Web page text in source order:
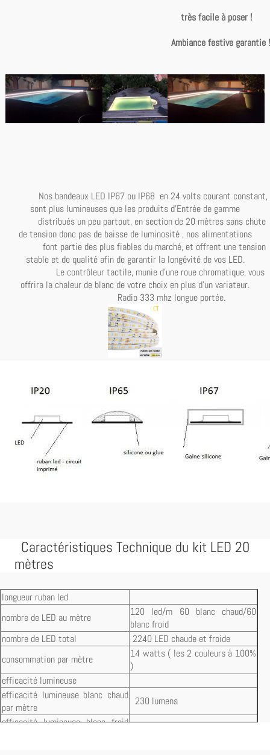
très facile à poser !
Ambiance festive garantie !
Nos bandeaux LED IP67 ou IP68 en 24 volts courant constant,
sont plus lumineuses que les produits d'Entrée de gamme
distribués un peu partout, en section de 20 mètres sans chute
de tension donc pas de baisse de luminosité , nos alimentations
font partie des plus fiables du marché, et offrent une tension
stable et de qualité afin de garantir la longévité de vos LED.
Le contrôleur tactile, munie d'une roue chromatique, vous
offrira la chaleur de blanc de votre choix en plus d'un variateur.
Radio 333 mhz longue portée.
Caractéristiques Technique du kit LED 20
mètres
longueur ruban led
nombre de LED au mètre
120 led/m 60 blanc chaud/60
blanc froid
nombre de LED total
2240 LED chaude et froide
consommation par mètre
14 watts ( les 2 couleurs à 100%
)
efficacité lumineuse
efficacité lumineuse blanc chaud
par mètre
230 lumens
efficacité lumineuse blanc froid